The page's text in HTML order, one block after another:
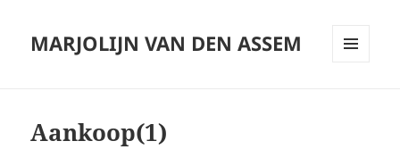
MARJOLIJN VAN DEN ASSEM
Aankoop(1)